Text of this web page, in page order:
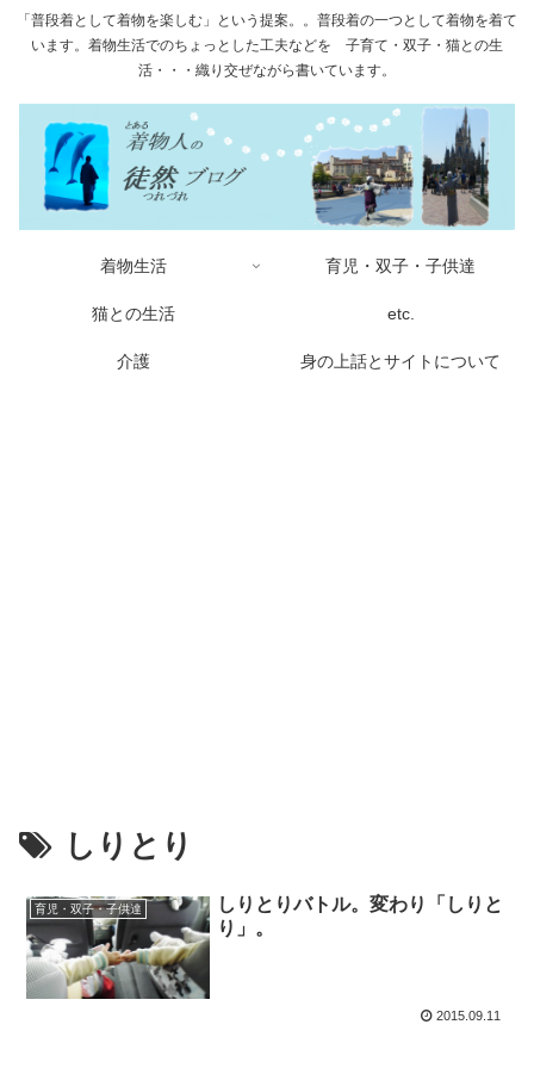
「普段着として着物を楽しむ」という提案。。普段着の一つとして着物を着て
います。着物生活でのちょっとした工夫などを 子育て・双子・猫との生
活・・・織り交ぜながら書いています。
着物生活 育児・双子・子供達
猫との生活 etc.
介護 身の上話とサイトについて
しりとり
育児・双子・子供達
しりとりバトル。変わり「しりと
り」。
2015.09.11